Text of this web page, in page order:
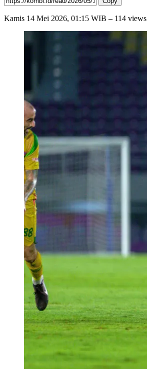
Kamis 14 Mei 2026, 01:15 WIB – 114 views